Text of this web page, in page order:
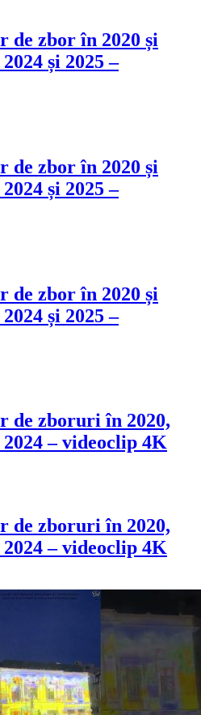
de zbor în 2020 și
și 2025 –
de zbor în 2020 și
și 2025 –
de zbor în 2020 și
și 2025 –
de zboruri în 2020,
2024 – videoclip 4K
de zboruri în 2020,
2024 – videoclip 4K